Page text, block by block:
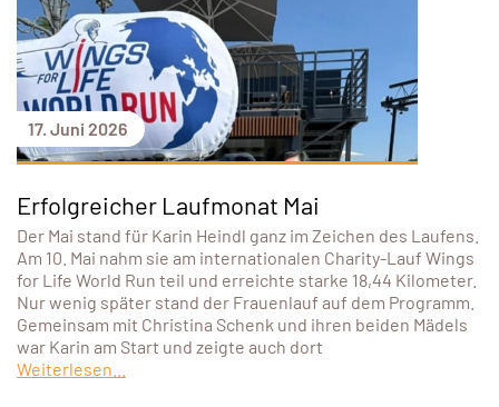
17. Juni 2026
Erfolgreicher Laufmonat Mai
Der Mai stand für Karin Heindl ganz im Zeichen des Laufens.
Am 10. Mai nahm sie am internationalen Charity-Lauf Wings
for Life World Run teil und erreichte starke 18,44 Kilometer.
Nur wenig später stand der Frauenlauf auf dem Programm.
Gemeinsam mit Christina Schenk und ihren beiden Mädels
war Karin am Start und zeigte auch dort
Weiterlesen...